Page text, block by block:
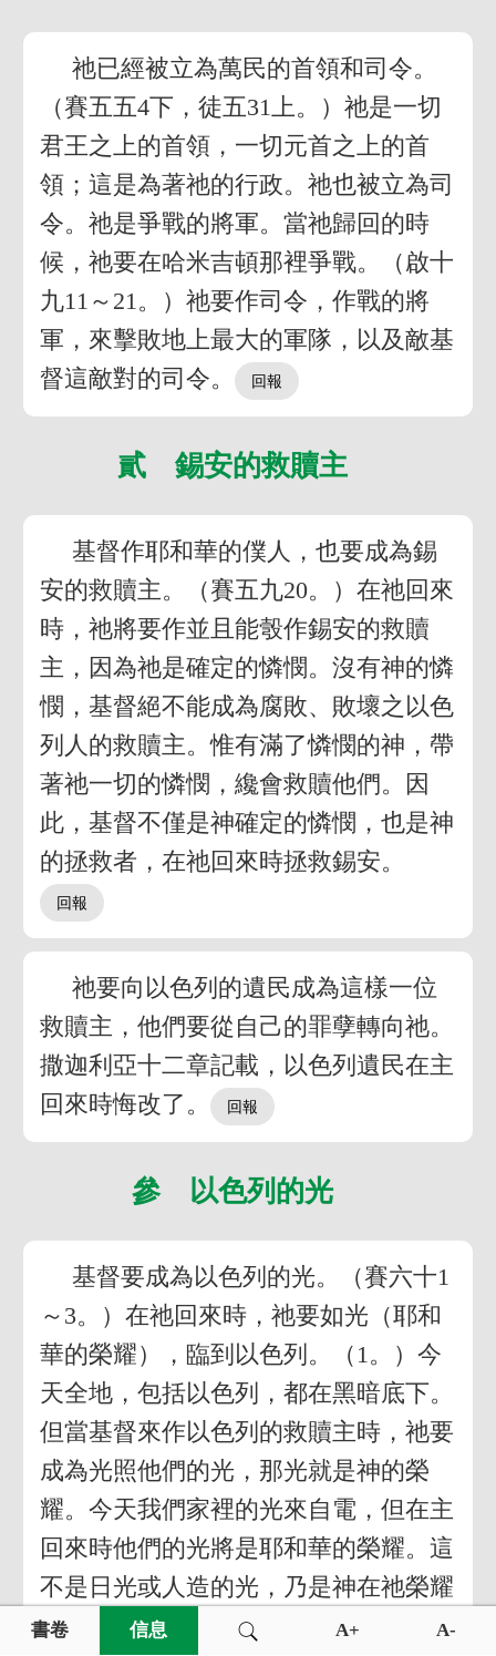
祂已經被立為萬民的首領和司令。
（賽五五4下，徒五31上。）祂是一切
君王之上的首領，一切元首之上的首
領；這是為著祂的行政。祂也被立為司
令。祂是爭戰的將軍。當祂歸回的時
候，祂要在哈米吉頓那裡爭戰。（啟十
九11～21。）祂要作司令，作戰的將
軍，來擊敗地上最大的軍隊，以及敵基
督這敵對的司令。
貳 錫安的救贖主
基督作耶和華的僕人，也要成為錫
安的救贖主。（賽五九20。）在祂回來
時，祂將要作並且能彀作錫安的救贖
主，因為祂是確定的憐憫。沒有神的憐
憫，基督絕不能成為腐敗、敗壞之以色
列人的救贖主。惟有滿了憐憫的神，帶
著祂一切的憐憫，纔會救贖他們。因
此，基督不僅是神確定的憐憫，也是神
的拯救者，在祂回來時拯救錫安。
祂要向以色列的遺民成為這樣一位
救贖主，他們要從自己的罪孽轉向祂。
撒迦利亞十二章記載，以色列遺民在主
回來時悔改了。
參 以色列的光
基督要成為以色列的光。（賽六十1
～3。）在祂回來時，祂要如光（耶和
華的榮耀），臨到以色列。（1。）今
天全地，包括以色列，都在黑暗底下。
但當基督來作以色列的救贖主時，祂要
成為光照他們的光，那光就是神的榮
耀。今天我們家裡的光來自電，但在主
回來時他們的光將是耶和華的榮耀。這
不是日光或人造的光，乃是神在祂榮耀
裡的自己。藉著基督作神確定的憐憫，
書卷 信息 A+ A-